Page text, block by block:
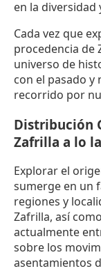
en la diversidad
Cada vez que
procedencia de
universo de
con el pasado
recorrido por
Distribución
Zafrilla a lo
Explorar el
sumerge en un
regiones y
Zafrilla, así
actualmente
sobre los
asentamientos